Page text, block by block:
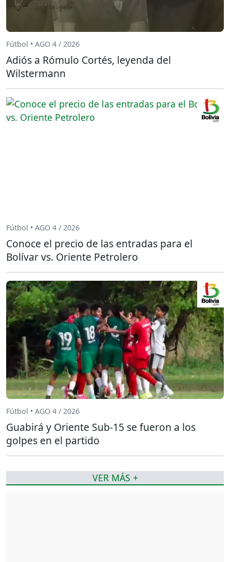
Fútbol • AGO 4 / 2026
Adiós a Rómulo Cortés, leyenda del
Wilstermann
Fútbol • AGO 4 / 2026
Conoce el precio de las entradas para el
Bolívar vs. Oriente Petrolero
Fútbol • AGO 4 / 2026
Guabirá y Oriente Sub-15 se fueron a los
golpes en el partido
VER MÁS +